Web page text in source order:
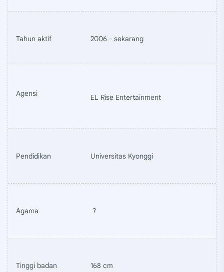
Tahun aktif 2006 - sekarang
Agensi EL Rise Entertainment
Pendidikan Universitas Kyonggi
Agama ?
Tinggi badan 168 cm